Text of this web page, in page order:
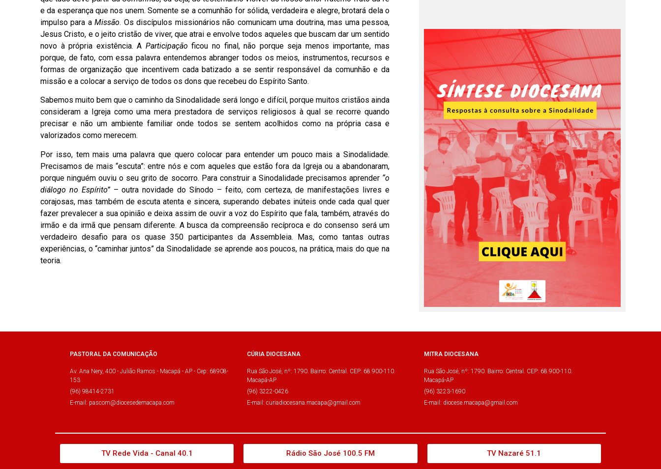
e da esperança que nos unem. Somente se a comunhão for sólida, verdadeira e alegre, brotará dela o
impulso para aMissão. Os discípulos missionários não comunicam uma doutrina, mas uma pessoa,
Jesus Cristo, e o jeito cristão de viver, que atrai e envolve todos aqueles que buscam dar um sentido
novo à própria existência. A Participação ficou no final, não porque seja menos importante, mas
porque, de fato, com essa palavra entendemos abranger todos os meios, instrumentos, recursos e
formas de organização que incentivem cada batizado a se sentir responsável da comunhão e da
missão e a colocar a serviço de todos os dons que recebeu do Espírito Santo.
Sabemos muito bem que o caminho da Sinodalidade será longo e difícil, porque muitos cristãos ainda
consideram a Igreja como uma mera prestadora de serviços religiosos à qual se recorre quando
precisar e não um ambiente familiar onde todos se sentem acolhidos como na própria casa e
valorizados como merecem.
Por isso, tem mais uma palavra que quero colocar para entender um pouco mais a Sinodalidade.
Precisamos de mais “escuta”: entre nós e com aqueles que estão fora da Igreja ou a abandonaram,
porque ninguém ouviu o seu grito de socorro. Para construir a Sinodalidade precisamos aprender “o
diálogo no Espírito”– outra novidade do Sínodo – feito, com certeza, de manifestações livres e
corajosas, mas também de escuta atenta e sincera, superando debates inúteis onde cada qual quer
fazer prevalecer a sua opinião e deixa assim de ouvir a voz do Espírito que fala, também, através do
irmão e da irmã que pensam diferente. A busca da compreensão recíproca e do consenso será um
verdadeiro desafio para os quase 350 participantes da Assembleia. Mas, como tantas outras
experiências, o “caminhar juntos” da Sinodalidade se aprende aos poucos, na prática, mais do que na
teoria.
PASTORAL DA COMUNICAÇÃO
Av. Ana Nery, 400 - Julião Ramos - Macapá - AP - Cep: 68908-
153
(96) 98414-2731
E-mail: pascom@diocesedemacapa.com
CÚRIA DIOCESANA
Rua São José, nº: 1790. Bairro: Central. CEP: 68.900-110.
Macapá-AP
(96) 3222-0426
E-mail: curiadiocesana.macapa@gmail.com
MITRA DIOCESANA
Rua São José, nº: 1790. Bairro: Central. CEP: 68.900-110.
Macapá-AP
(96) 3223-1690
E-mail: diocese.macapa@gmail.com
TV Rede Vida - Canal 40.1 Rádio São José 100.5 FM TV Nazaré 51.1